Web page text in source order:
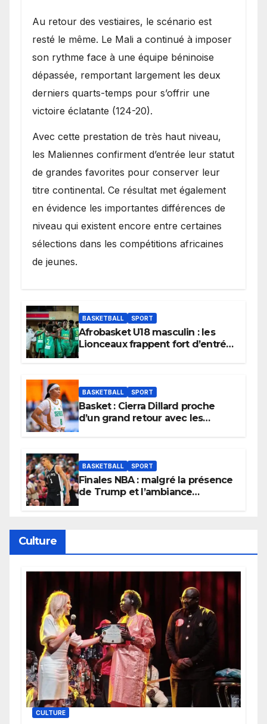
Au retour des vestiaires, le scénario est
resté le même. Le Mali a continué à imposer
son rythme face à une équipe béninoise
dépassée, remportant largement les deux
derniers quarts-temps pour s’offrir une
victoire éclatante (124-20).
Avec cette prestation de très haut niveau,
les Maliennes confirment d’entrée leur statut
de grandes favorites pour conserver leur
titre continental. Ce résultat met également
en évidence les importantes différences de
niveau qui existent encore entre certaines
sélections dans les compétitions africaines
de jeunes.
BASKETBALL SPORT
Afrobasket U18 masculin : les
Lionceaux frappent fort d’entrée
BASKETBALL SPORT
Basket : Cierra Dillard proche
d’un grand retour avec les
BASKETBALL SPORT
Finales NBA : malgré la présence
de Trump et l’ambiance
Culture
CULTURE